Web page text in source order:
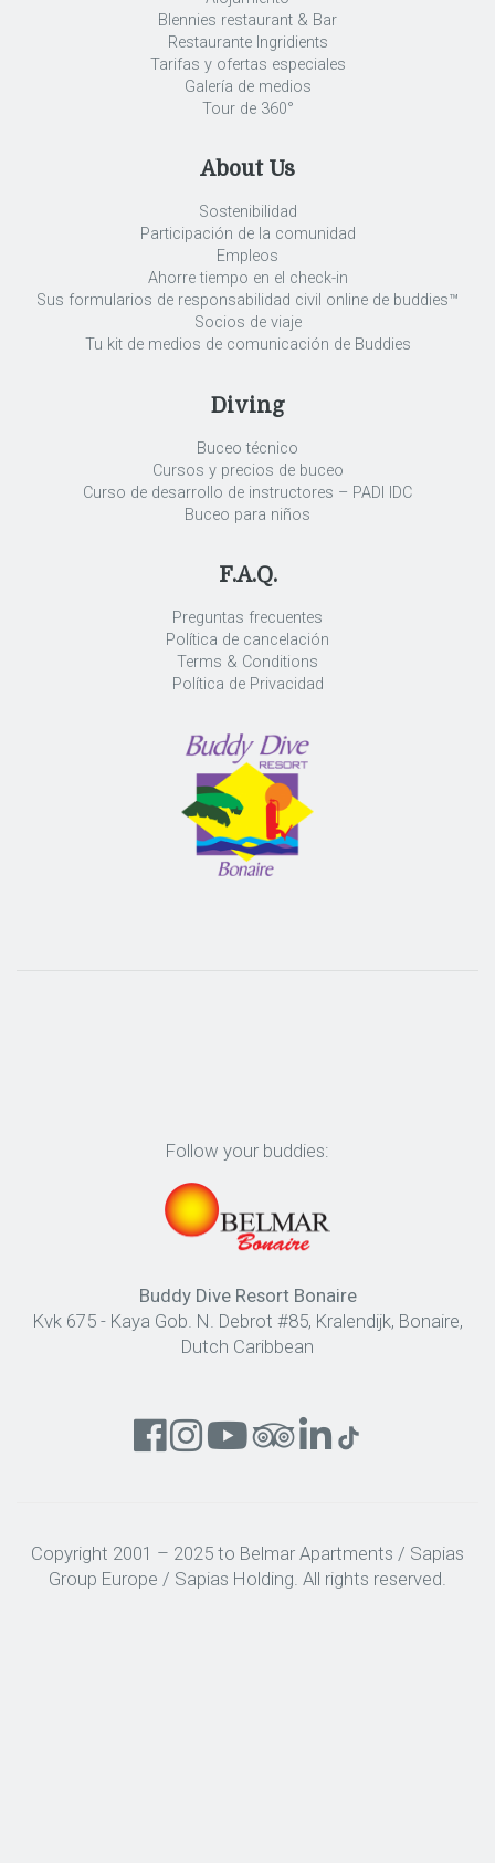
Blennies restaurant & Bar
Restaurante Ingridients
Tarifas y ofertas especiales
Galería de medios
Tour de 360°
About Us
Sostenibilidad
Participación de la comunidad
Empleos
Ahorre tiempo en el check-in
Sus formularios de responsabilidad civil online de buddies™
Socios de viaje
Tu kit de medios de comunicación de Buddies
Diving
Buceo técnico
Cursos y precios de buceo
Curso de desarrollo de instructores – PADI IDC
Buceo para niños
F.A.Q.
Preguntas frecuentes
Política de cancelación
Terms & Conditions
Política de Privacidad
Follow your buddies:
Buddy Dive Resort Bonaire
Kvk 675 - Kaya Gob. N. Debrot #85, Kralendijk, Bonaire,
Dutch Caribbean
Copyright 2001 – 2025 to Belmar Apartments / Sapias
Group Europe / Sapias Holding. All rights reserved.